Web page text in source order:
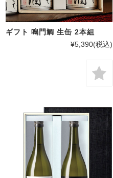
ギフト 鳴門鯛 生缶 2本組
¥5,390(税込)